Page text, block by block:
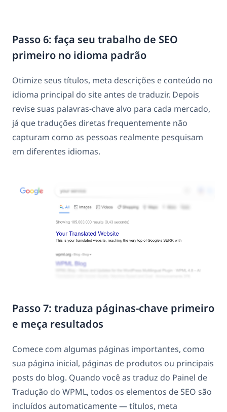
Passo 6: faça seu trabalho de SEO
primeiro no idioma padrão
Otimize seus títulos, meta descrições e conteúdo no
idioma principal do site antes de traduzir. Depois
revise suas palavras-chave alvo para cada mercado,
já que traduções diretas frequentemente não
capturam como as pessoas realmente pesquisam
em diferentes idiomas.
Passo 7: traduza páginas-chave primeiro
e meça resultados
Comece com algumas páginas importantes, como
sua página inicial, páginas de produtos ou principais
posts do blog. Quando você as traduz do Painel de
Tradução do WPML, todos os elementos de SEO são
incluídos automaticamente — títulos, meta